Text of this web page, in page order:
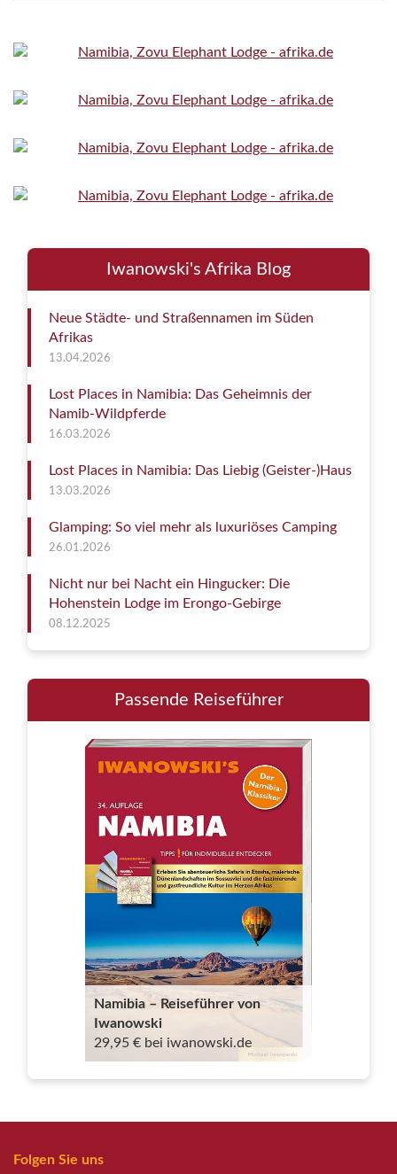
Iwanowski's Afrika Blog
Neue Städte- und Straßennamen im Süden
Afrikas
13.04.2026
Lost Places in Namibia: Das Geheimnis der
Namib-Wildpferde
16.03.2026
Lost Places in Namibia: Das Liebig (Geister-)Haus
13.03.2026
Glamping: So viel mehr als luxuriöses Camping
26.01.2026
Nicht nur bei Nacht ein Hingucker: Die
Hohenstein Lodge im Erongo-Gebirge
08.12.2025
Passende Reiseführer
Namibia – Reiseführer von
Iwanowski
29,95 € bei iwanowski.de
Folgen Sie uns